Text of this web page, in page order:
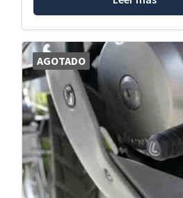
AGOTADO